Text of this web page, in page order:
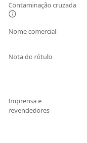
Contaminação cruzada
Nome comercial
Nota do rótulo
Imprensa e
revendedores